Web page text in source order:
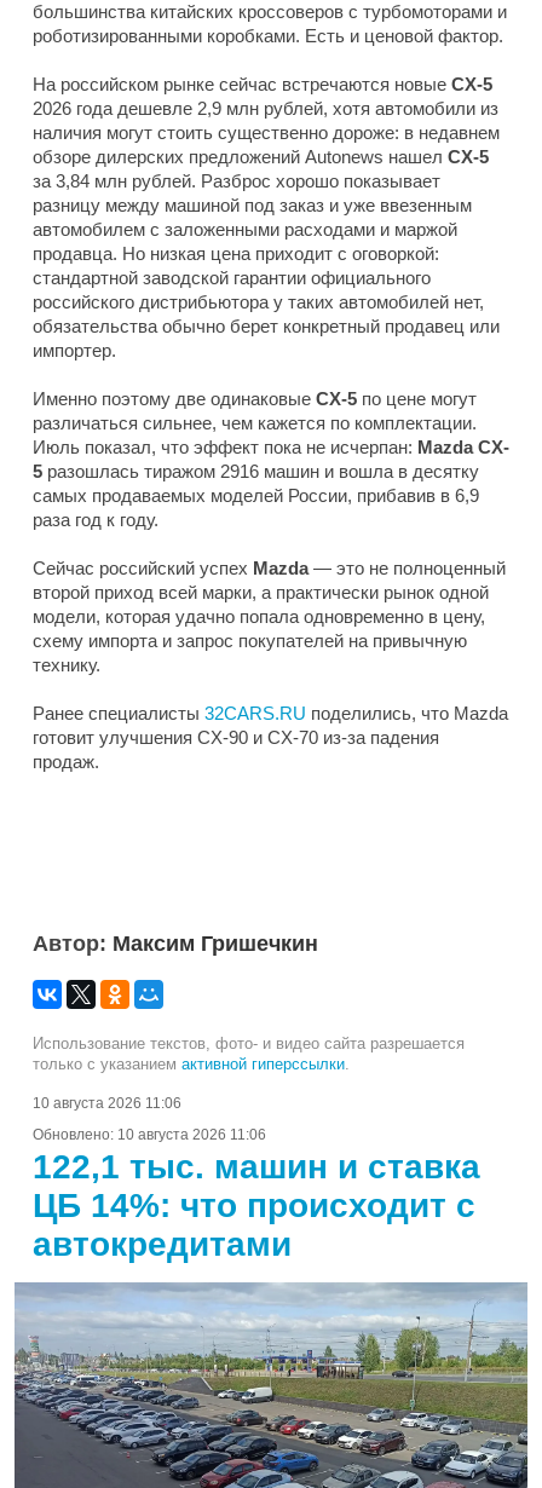
большинства китайских кроссоверов с турбомоторами и
роботизированными коробками. Есть и ценовой фактор.
На российском рынке сейчас встречаются новые CX-5
2026 года дешевле 2,9 млн рублей, хотя автомобили из
наличия могут стоить существенно дороже: в недавнем
обзоре дилерских предложений Autonews нашел CX-5
за 3,84 млн рублей. Разброс хорошо показывает
разницу между машиной под заказ и уже ввезенным
автомобилем с заложенными расходами и маржой
продавца. Но низкая цена приходит с оговоркой:
стандартной заводской гарантии официального
российского дистрибьютора у таких автомобилей нет,
обязательства обычно берет конкретный продавец или
импортер.
Именно поэтому две одинаковые CX-5 по цене могут
различаться сильнее, чем кажется по комплектации.
Июль показал, что эффект пока не исчерпан: Mazda CX-
5 разошлась тиражом 2916 машин и вошла в десятку
самых продаваемых моделей России, прибавив в 6,9
раза год к году.
Сейчас российский успех Mazda— это не полноценный
второй приход всей марки, а практически рынок одной
модели, которая удачно попала одновременно в цену,
схему импорта и запрос покупателей на привычную
технику.
Ранее специалисты 32CARS.RU поделились, что Mazda
готовит улучшения CX-90 и CX-70 из-за падения
продаж.
Автор: Максим Гришечкин
Использование текстов, фото- и видео сайта разрешается
только с указанием активной гиперссылки.
10 августа 2026 11:06
Обновлено: 10 августа 2026 11:06
122,1 тыс. машин и ставка
ЦБ 14%: что происходит с
автокредитами